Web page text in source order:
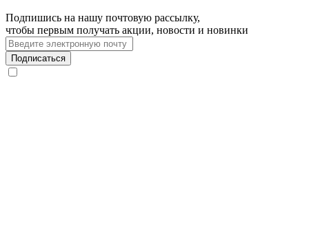
Подпишись на нашу почтовую рассылку,
чтобы первым получать акции, новости и новинки
Подписаться